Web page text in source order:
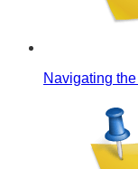
Navigating